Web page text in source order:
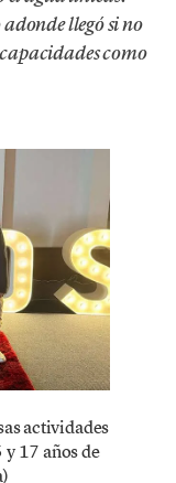
llegó si no
como
actividades
y 17 años de